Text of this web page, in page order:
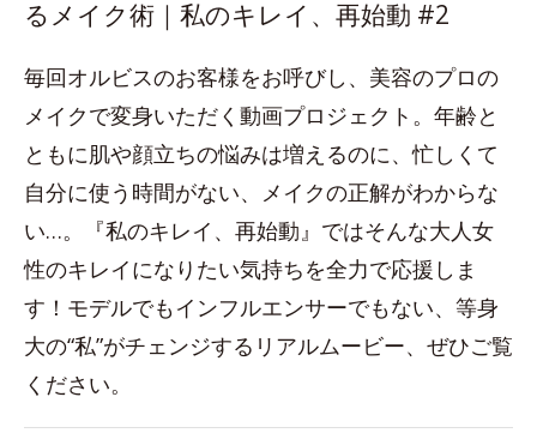
るメイク術｜私のキレイ、再始動 #2
毎回オルビスのお客様をお呼びし、美容のプロの
メイクで変身いただく動画プロジェクト。年齢と
ともに肌や顔立ちの悩みは増えるのに、忙しくて
自分に使う時間がない、メイクの正解がわからな
い…。『私のキレイ、再始動』ではそんな大人女
性のキレイになりたい気持ちを全力で応援しま
す！モデルでもインフルエンサーでもない、等身
大の“私”がチェンジするリアルムービー、ぜひご覧
ください。